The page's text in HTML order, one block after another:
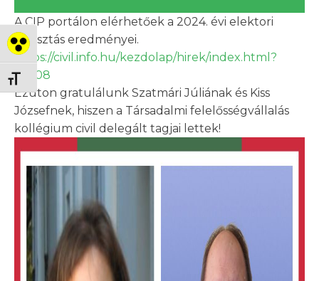
Nagy kontraszt váltása
Betűméret váltása
A CIP portálon elérhetőek a 2024. évi elektori
választás eredményei.
https://civil.info.hu/kezdolap/hirek/index.html?
o=708
Ezúton gratulálunk Szatmári Júliának és Kiss
Józsefnek, hiszen a Társadalmi felelősségvállalás
kollégium civil delegált tagjai lettek!